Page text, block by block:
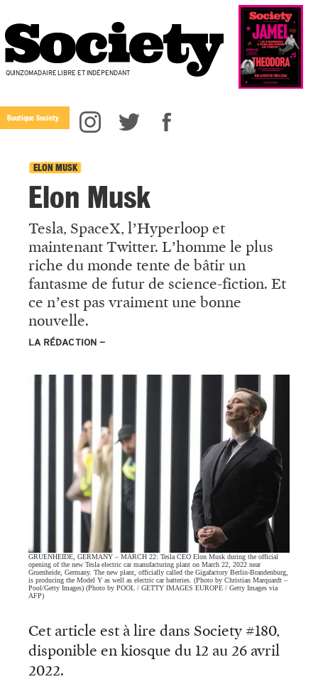
QUINZOMADAIRE LIBRE ET INDÉPENDANT
Boutique Society
ELON MUSK
Elon Musk
Tesla, SpaceX, l’Hyperloop et
maintenantTwitter. L’homme le plus
riche du monde tente de bâtir un
fantasme de futur de science-fiction. Et
ce n’est pas vraiment une bonne
nouvelle.
LA RÉDACTION
GRUENHEIDE, GERMANY – MARCH 22: Tesla CEO Elon Musk during the official
opening of the new Tesla electric car manufacturing plant on March 22, 2022 near
Gruenheide, Germany. The new plant, officially called the Gigafactory Berlin-Brandenburg,
is producing the Model Y as well as electric car batteries. (Photo by Christian Marquardt –
Pool/Getty Images) (Photo by POOL / GETTY IMAGES EUROPE / Getty Images via
AFP)
Cet article est à lire dans Society #180,
disponible en kiosque du 12 au 26 avril
2022.